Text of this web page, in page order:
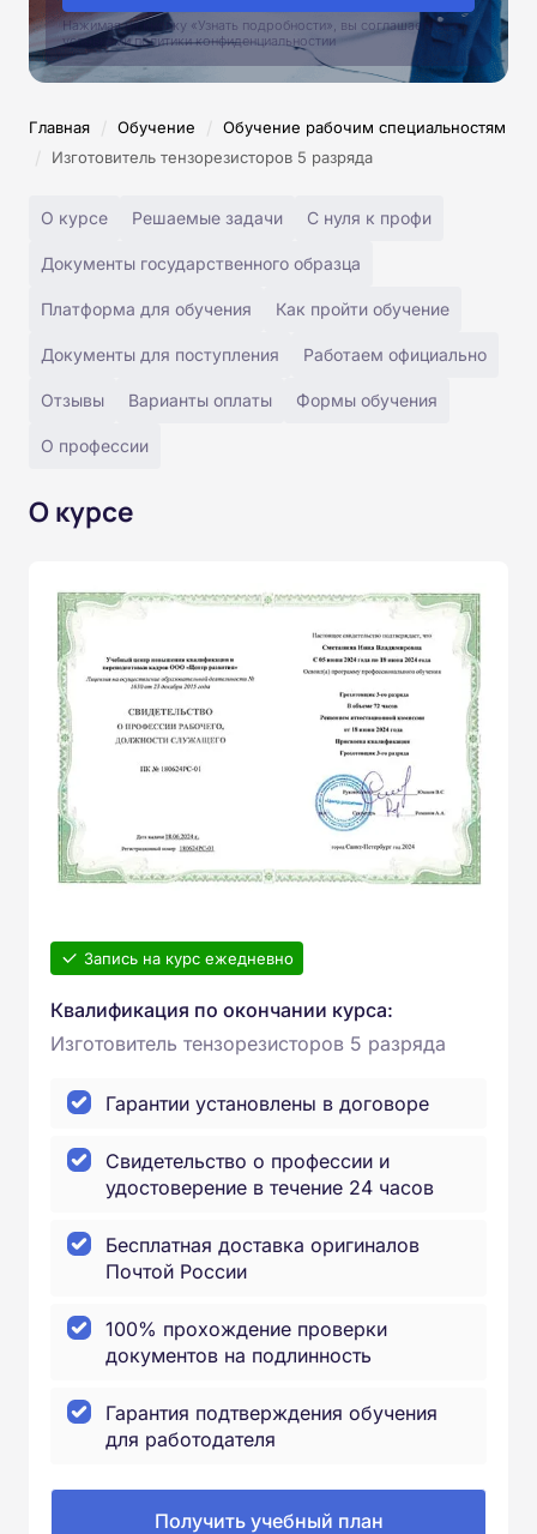
Нажимая на кнопку «Узнать подробности», вы соглашаетесь с
условиями политики конфиденциальностии
Главная / Обучение / Обучение рабочим специальностям
/ Изготовитель тензорезисторов 5 разряда
О курсе Решаемые задачи С нуля к профи
Документы государственного образца
Платформа для обучения Как пройти обучение
Документы для поступления Работаем официально
Отзывы Варианты оплаты Формы обучения
О профессии
О курсе
Запись на курс ежедневно
Квалификация по окончании курса:
Изготовитель тензорезисторов 5 разряда
Гарантии установлены в договоре
Свидетельство о профессии и
удостоверение в течение 24 часов
Бесплатная доставка оригиналов
Почтой России
100% прохождение проверки
документов на подлинность
Гарантия подтверждения обучения
для работодателя
Получить учебный план